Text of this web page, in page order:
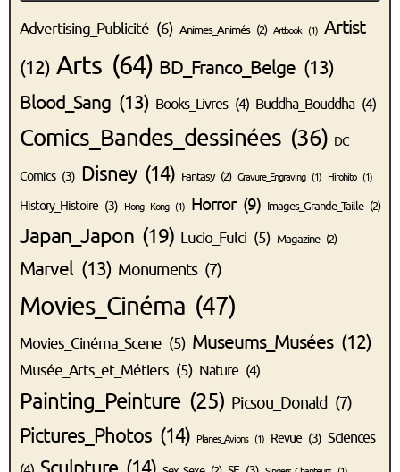
Advertising_Publicité (6) Animes_Animés(2) Artbook(1) Artist
(12) Arts (64) BD_Franco_Belge (13)
Blood_Sang (13) Books_Livres(4) Buddha_Bouddha(4)
Comics_Bandes_dessinées (36) DC
Comics(3) Disney(14) Fantasy(2) Gravure_Engraving(1) Hirohito(1)
History_Histoire (3) Hong Kong(1) Horror(9) Images_Grande_Taille(2)
Japan_Japon (19) Lucio_Fulci (5) Magazine(2)
Marvel(13) Monuments(7)
Movies_Cinéma (47)
Movies_Cinéma_Scene (5) Museums_Musées(12)
Musée_Arts_et_Métiers (5) Nature (4)
Painting_Peinture(25) Picsou_Donald (7)
Pictures_Photos (14) Planes_Avions(1) Revue (3) Sciences